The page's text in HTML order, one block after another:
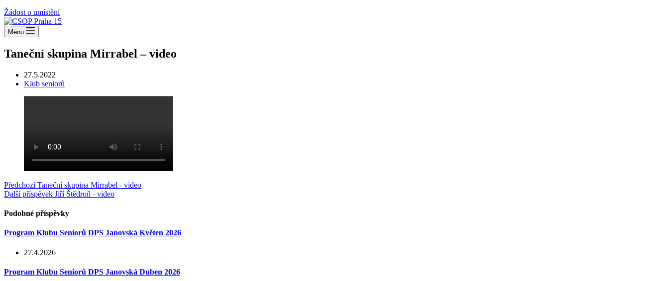
Žádost o umístění
Menu
Taneční skupina Mirrabel – video
27.5.2022
Klub seniorů
PředchozíTaneční skupina Mirrabel - video
Další příspěvek Jiří Štědroň - video
Podobné příspěvky
Program Klubu Seniorů DPS Janovská Květen 2026
27.4.2026
Program Klubu Seniorů DPS Janovská Duben 2026